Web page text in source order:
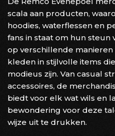
scala aan producten,
hoodies, waterflessen en
fans in staat om hun
op verschillende
kleden in stijlvolle items
modieus zijn. Van casual
accessoires, de
biedt voor elk wat wils en
bewondering voor deze
wijze uit te drukken.